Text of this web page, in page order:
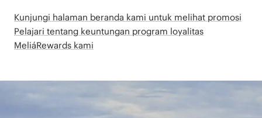
Kunjungi halaman beranda kami untuk melihat promosi
Pelajari tentang keuntungan program loyalitas
MeliáRewards kami